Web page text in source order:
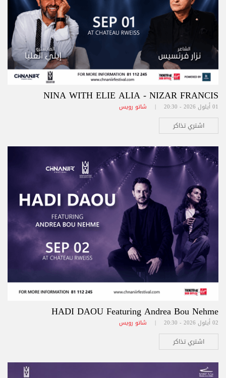
NINA WITH ELIE ALIA - NIZAR FRANCIS
01 أيلول 2026 - 20:30 | شاتو رويس
اشتري تذاكر
HADI DAOU Featuring Andrea Bou Nehme
02 أيلول 2026 - 20:30 | شاتو رويس
اشتري تذاكر